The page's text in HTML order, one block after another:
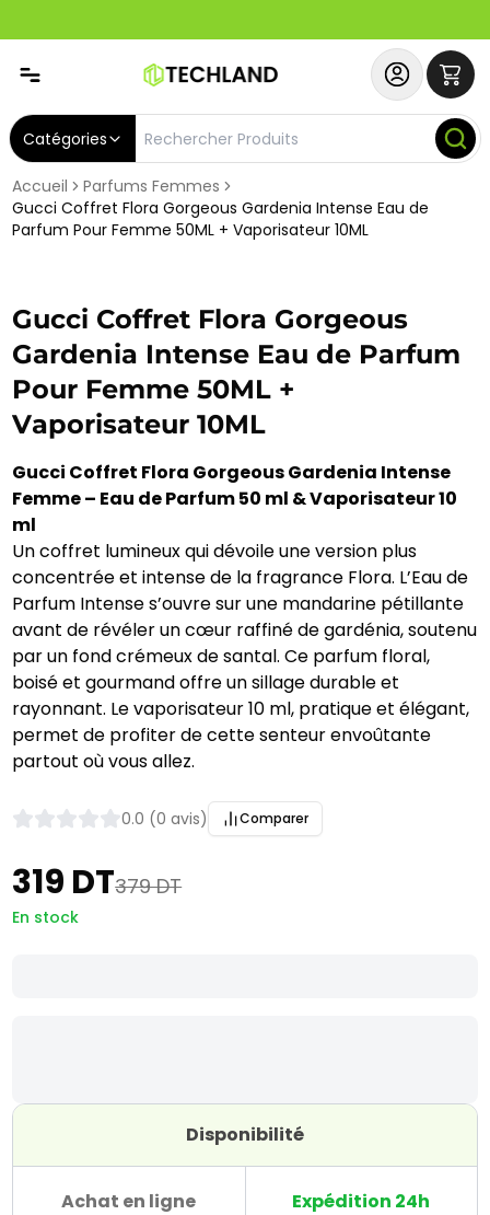
Catégories
Accueil
Parfums Femmes
Gucci Coffret Flora Gorgeous Gardenia Intense Eau de
Parfum Pour Femme 50ML + Vaporisateur 10ML
Gucci Coffret Flora Gorgeous
Gardenia Intense Eau de Parfum
Pour Femme 50ML +
Vaporisateur 10ML
Gucci Coffret Flora Gorgeous Gardenia Intense
Femme – Eau de Parfum 50 ml & Vaporisateur 10
ml
Un coffret lumineux qui dévoile une version plus
concentrée et intense de la fragrance Flora. L’Eau de
Parfum Intense s’ouvre sur une mandarine pétillante
avant de révéler un cœur raffiné de gardénia, soutenu
par un fond crémeux de santal. Ce parfum floral,
boisé et gourmand offre un sillage durable et
rayonnant. Le vaporisateur 10 ml, pratique et élégant,
permet de profiter de cette senteur envoûtante
partout où vous allez.
0.0 (0 avis) Comparer
319 DT379 DT
En stock
Disponibilité
Achat en ligne Expédition 24h